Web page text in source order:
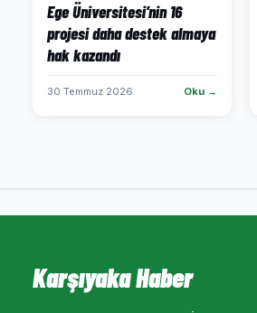
Ege Üniversitesi’nin 16
projesi daha destek almaya
hak kazandı
30 Temmuz 2026 Oku →
Karşıyaka Haber